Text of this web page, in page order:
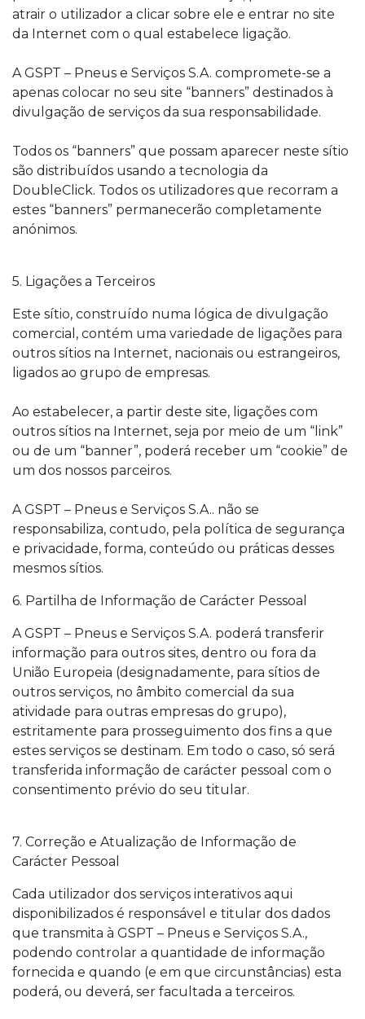
atrair o utilizador a clicar sobre ele e entrar no site
da Internet com o qual estabelece ligação.
A GSPT – Pneus e Serviços S.A. compromete-se a
apenas colocar no seu site “banners” destinados à
divulgação de serviços da sua responsabilidade.
Todos os “banners” que possam aparecer neste sítio
são distribuídos usando a tecnologia da
DoubleClick. Todos os utilizadores que recorram a
estes “banners” permanecerão completamente
anónimos.
5. Ligações a Terceiros
Este sítio, construído numa lógica de divulgação
comercial, contém uma variedade de ligações para
outros sítios na Internet, nacionais ou estrangeiros,
ligados ao grupo de empresas.
Ao estabelecer, a partir deste site, ligações com
outros sítios na Internet, seja por meio de um “link”
ou de um “banner”, poderá receber um “cookie” de
um dos nossos parceiros.
A GSPT – Pneus e Serviços S.A.. não se
responsabiliza, contudo, pela política de segurança
e privacidade, forma, conteúdo ou práticas desses
mesmos sítios.
6. Partilha de Informação de Carácter Pessoal
A GSPT – Pneus e Serviços S.A. poderá transferir
informação para outros sites, dentro ou fora da
União Europeia (designadamente, para sítios de
outros serviços, no âmbito comercial da sua
atividade para outras empresas do grupo),
estritamente para prosseguimento dos fins a que
estes serviços se destinam. Em todo o caso, só será
transferida informação de carácter pessoal com o
consentimento prévio do seu titular.
7. Correção e Atualização de Informação de
Carácter Pessoal
Cada utilizador dos serviços interativos aqui
disponibilizados é responsável e titular dos dados
que transmita à GSPT – Pneus e Serviços S.A.,
podendo controlar a quantidade de informação
fornecida e quando (e em que circunstâncias) esta
poderá, ou deverá, ser facultada a terceiros.